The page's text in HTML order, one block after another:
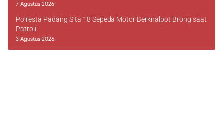
7 Agustus 2026
Polresta Padang Sita 18 Sepeda Motor Berknalpot Brong saat
Patroli
3 Agustus 2026